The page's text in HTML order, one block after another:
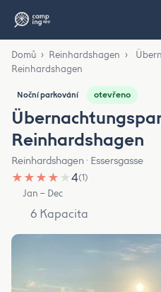
Domů › Reinhardshagen ›
Reinhardshagen
Noční parkování otevřeno
Reinhardshagen
Reinhardshagen · Essersgasse
★ ★ ★ ★ ★4(1)
Jan – Dec
6 Kapacita